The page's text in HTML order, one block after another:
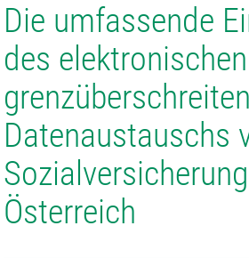
Die umfassende
des elektronischen
Datenaustauschs
Österreich